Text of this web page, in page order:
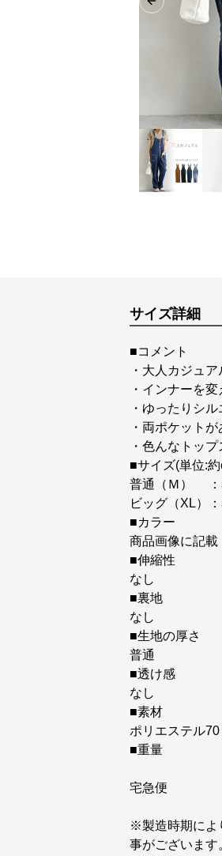
Previous slide
サイズ詳細
■コメント
・大人カジュ
・インナーを
・ゆったりシ
・両ポケットが
・色んなトッ
■サイズ(単位:
普通（Ｍ） ：
ビッグ（XL）
■カラー
商品画像に記載
■伸縮性
なし
■裏地
なし
■生地の厚さ
普通
■透け感
なし
■素材
ポリエステル
■重量
宅急便
※製造時期によ
事がございます